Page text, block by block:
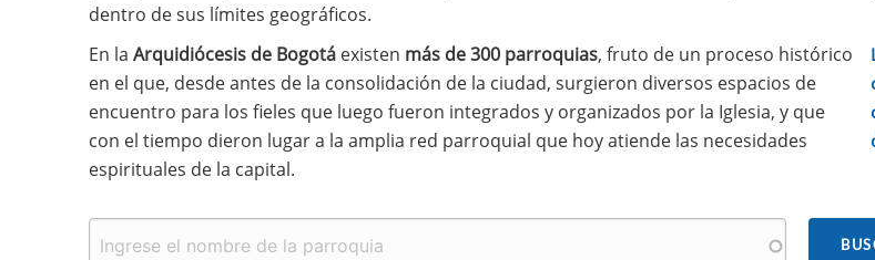
dentro de sus límites geográficos.
En la Arquidiócesis de Bogotáexisten más de 300 parroquias, fruto de un proceso histórico
en el que, desde antes de la consolidación de la ciudad, surgieron diversos espacios de
encuentro para los fieles que luego fueron integrados y organizados por la Iglesia, y que
con el tiempo dieron lugar a la amplia red parroquial que hoy atiende las necesidades
espirituales de la capital.